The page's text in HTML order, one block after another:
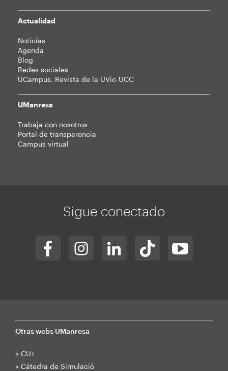
Actualidad
Noticias
Agenda
Blog
Redes sociales
UCampus. Revista de la UVic-UCC
UManresa
Trabaja con nosotros
Portal de transparencia
Campus virtual
Sigue conectado
Otras webs UManresa
> CU+
> Cátedra de Simulació